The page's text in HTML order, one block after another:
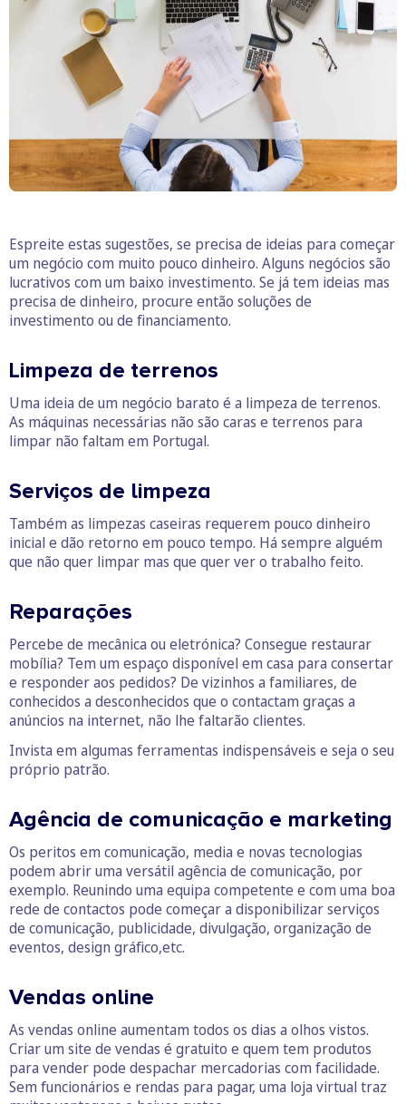
Espreite estas sugestões, se precisa de ideias para começar
um negócio com muito pouco dinheiro. Alguns negócios são
lucrativos com um baixo investimento. Se já tem ideias mas
precisa de dinheiro, procure então soluções de
investimento ou de financiamento.
Limpeza de terrenos
Uma ideia de um negócio barato é a limpeza de terrenos.
As máquinas necessárias não são caras e terrenos para
limpar não faltam em Portugal.
Serviços de limpeza
Também as limpezas caseiras requerem pouco dinheiro
inicial e dão retorno em pouco tempo. Há sempre alguém
que não quer limpar mas que quer ver o trabalho feito.
Reparações
Percebe de mecânica ou eletrónica? Consegue restaurar
mobília? Tem um espaço disponível em casa para consertar
e responder aos pedidos? De vizinhos a familiares, de
conhecidos a desconhecidos que o contactam graças a
anúncios na internet, não lhe faltarão clientes.
Invista em algumas ferramentas indispensáveis e seja o seu
próprio patrão.
Agência de comunicação e marketing
Os peritos em comunicação, media e novas tecnologias
podem abrir uma versátil agência de comunicação, por
exemplo. Reunindo uma equipa competente e com uma boa
rede de contactos pode começar a disponibilizar serviços
de comunicação, publicidade, divulgação, organização de
eventos, design gráfico,etc.
Vendas online
As vendas online aumentam todos os dias a olhos vistos.
Criar um site de vendas é gratuito e quem tem produtos
para vender pode despachar mercadorias com facilidade.
Sem funcionários e rendas para pagar, uma loja virtual traz